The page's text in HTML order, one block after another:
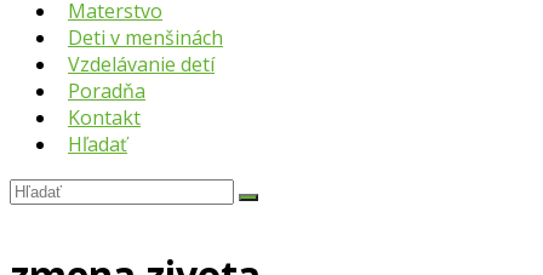
Materstvo
Deti v menšinách
Vzdelávanie detí
Poradňa
Kontakt
Hľadať
Hľadať
Submit